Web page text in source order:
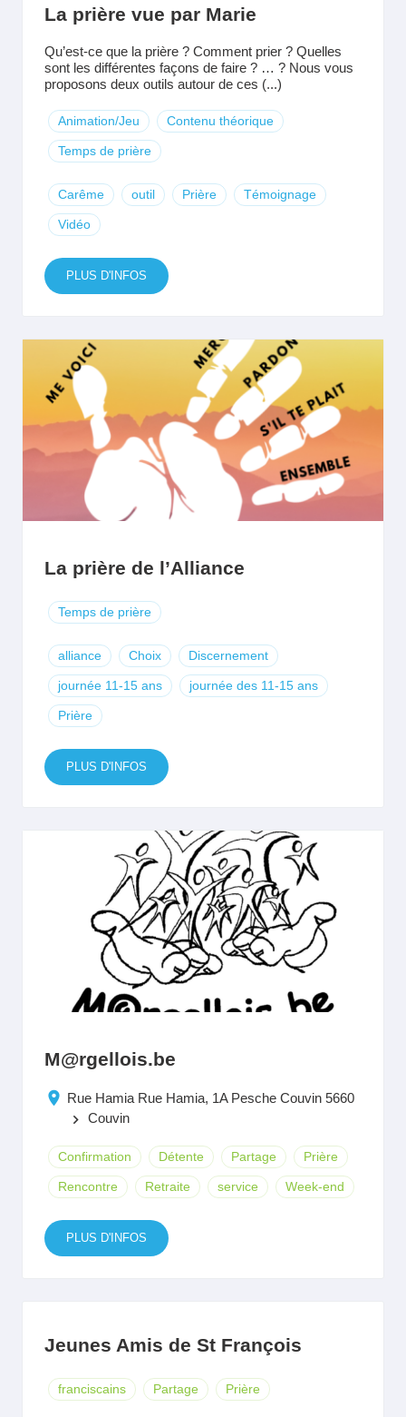
La prière vue par Marie
Qu’est-ce que la prière ? Comment prier ? Quelles
sont les différentes façons de faire ? … ? Nous vous
proposons deux outils autour de ces (...)
Animation/Jeu Contenu théorique
Temps de prière
Carême outil Prière Témoignage
Vidéo
PLUS D'INFOS
La prière de l’Alliance
Temps de prière
alliance Choix Discernement
journée 11-15 ans journée des 11-15 ans
Prière
PLUS D'INFOS
M@rgellois.be
Rue Hamia Rue Hamia, 1A Pesche Couvin 5660
keyboard_arrow_right Couvin
Confirmation Détente Partage Prière
Rencontre Retraite service Week-end
PLUS D'INFOS
Jeunes Amis de St François
franciscains Partage Prière